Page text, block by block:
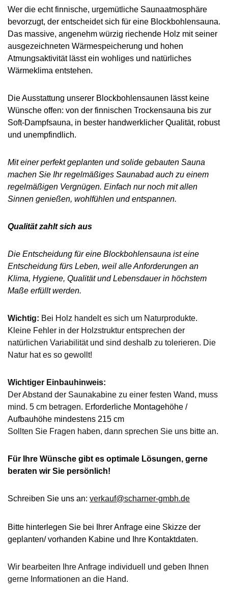
Wer die echt finnische, urgemütliche Saunaatmosphäre
bevorzugt, der entscheidet sich für eine Blockbohlensauna.
Das massive, angenehm würzig riechende Holz mit seiner
ausgezeichneten Wärmespeicherung und hohen
Atmungsaktivität lässt ein wohliges und natürliches
Wärmeklima entstehen.
Die Ausstattung unserer Blockbohlensaunen lässt keine
Wünsche offen: von der finnischen Trockensauna bis zur
Soft-Dampfsauna, in bester handwerklicher Qualität, robust
und unempfindlich.
Mit einer perfekt geplanten und solide gebauten Sauna
machen Sie Ihr regelmäßiges Saunabad auch zu einem
regelmäßigen Vergnügen. Einfach nur noch mit allen
Sinnen genießen, wohlfühlen und entspannen.
Qualität zahlt sich aus
Die Entscheidung für eine Blockbohlensauna ist eine
Entscheidung fürs Leben, weil alle Anforderungen an
Klima, Hygiene, Qualität und Lebensdauer in höchstem
Maße erfülltwerden.
Wichtig: Bei Holz handelt es sich um Naturprodukte.
Kleine Fehler in der Holzstruktur entsprechen der
natürlichen Variabilität und sind deshalb zu tolerieren. Die
Natur hat es so gewollt!
Wichtiger Einbauhinweis:
Der Abstand der Saunakabine zu einer festen Wand, muss
mind. 5 cm betragen. Erforderliche Montagehöhe /
Aufbauhöhe mindestens 215 cm
Sollten Sie Fragen haben, dann sprechen Sie uns bitte an.
Für Ihre Wünsche gibt es optimale Lösungen, gerne
beraten wir Sie persönlich!
Schreiben Sie uns an: verkauf@scharner-gmbh.de
Bitte hinterlegen Sie bei Ihrer Anfrage eine Skizze der
geplanten/ vorhanden Kabine und Ihre Kontaktdaten.
Wir bearbeiten Ihre Anfrage individuell und geben Ihnen
gerne Informationen an die Hand.